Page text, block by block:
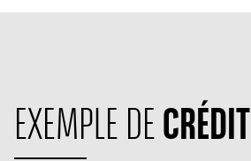
EXEMPLE DECRÉDIT